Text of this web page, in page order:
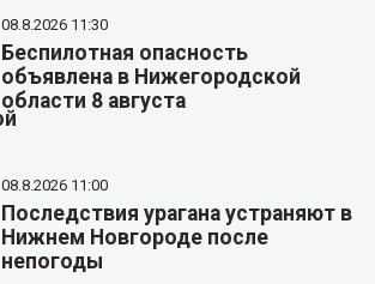
08.8.2026 11:30
Беспилотная опасность
объявлена в Нижегородской
области 8 августа
08.8.2026 11:00
Последствия урагана устраняют в
Нижнем Новгороде после
непогоды